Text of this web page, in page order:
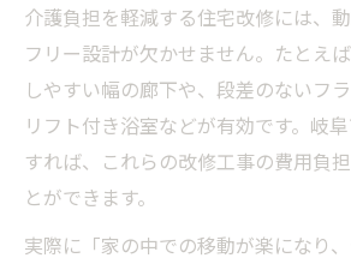
介護負担を軽減する住宅改修には、
フリー設計が欠かせません。たとえ
しやすい幅の廊下や、段差のないフ
リフト付き浴室などが有効です。岐
すれば、これらの改修工事の費用負
とができます。
実際に「家の中での移動が楽になり